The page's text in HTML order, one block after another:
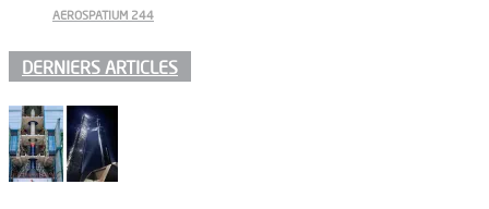
AEROSPATIUM 244
DERNIERS ARTICLES